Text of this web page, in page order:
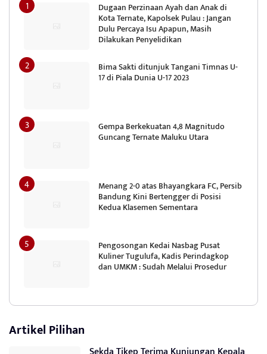
Dugaan Perzinaan Ayah dan Anak di
Kota Ternate, Kapolsek Pulau : Jangan
Dulu Percaya Isu Apapun, Masih
Dilakukan Penyelidikan
Bima Sakti ditunjuk Tangani Timnas U-
17 di Piala Dunia U-17 2023
Gempa Berkekuatan 4,8 Magnitudo
Guncang Ternate Maluku Utara
Menang 2-0 atas Bhayangkara FC, Persib
Bandung Kini Bertengger di Posisi
Kedua Klasemen Sementara
Pengosongan Kedai Nasbag Pusat
Kuliner Tugulufa, Kadis Perindagkop
dan UMKM : Sudah Melalui Prosedur
Artikel Pilihan